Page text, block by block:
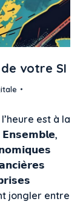
votre SI
est à la
𝗘𝗻𝘀𝗲𝗺𝗯𝗹𝗲,
jongler entre